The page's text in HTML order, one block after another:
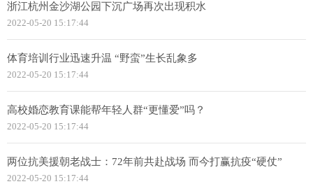
浙江杭州金沙湖公园下沉广场再次出现积水
2022-05-20 15:17:44
体育培训行业迅速升温 “野蛮”生长乱象多
2022-05-20 15:17:44
高校婚恋教育课能帮年轻人群“更懂爱”吗？
2022-05-20 15:17:44
两位抗美援朝老战士：72年前共赴战场 而今打赢抗疫“硬仗”
2022-05-20 15:17:44